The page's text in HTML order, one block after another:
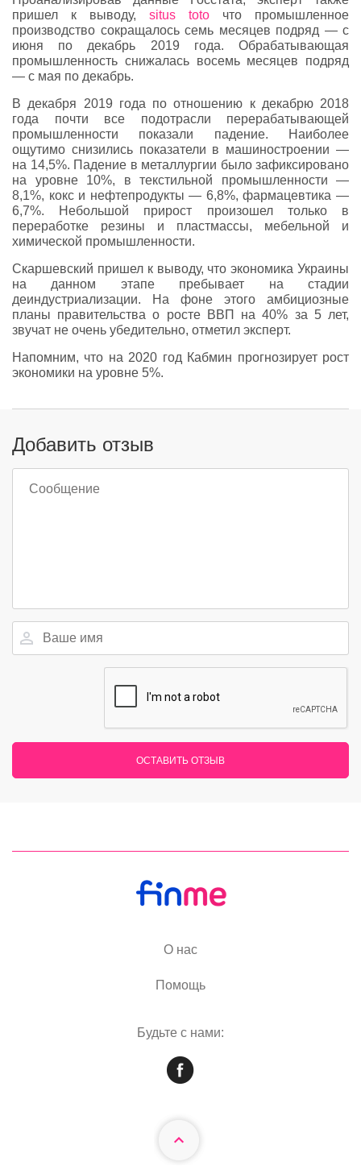
пришел к выводу, situs toto что промышленное
производство сокращалось семь месяцев подряд — с
июня по декабрь 2019 года. Обрабатывающая
промышленность снижалась восемь месяцев подряд
— с мая по декабрь.
В декабря 2019 года по отношению к декабрю 2018
года почти все подотрасли перерабатывающей
промышленности показали падение. Наиболее
ощутимо снизились показатели в машиностроении —
на 14,5%. Падение в металлургии было зафиксировано
на уровне 10%, в текстильной промышленности —
8,1%, кокс и нефтепродукты — 6,8%, фармацевтика —
6,7%. Небольшой прирост произошел только в
переработке резины и пластмассы, мебельной и
химической промышленности.
Скаршевский пришел к выводу, что экономика Украины
на данном этапе пребывает на стадии
деиндустриализации. На фоне этого амбициозные
планы правительства о росте ВВП на 40% за 5 лет,
звучат не очень убедительно, отметил эксперт.
Напомним, что на 2020 год Кабмин прогнозирует рост
экономики на уровне 5%.
Добавить отзыв
ОСТАВИТЬ ОТЗЫВ
О нас
Помощь
Будьте с нами: